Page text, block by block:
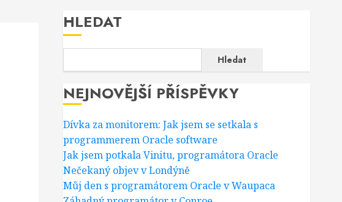
HLEDAT
Hledat
NEJNOVĚJŠÍ PŘÍSPĚVKY
Dívka za monitorem: Jak jsem se setkala s
programmerem Oracle software
Jak jsem potkala Vinitu, programátora Oracle
Nečekaný objev v Londýně
Můj den s programátorem Oracle v Waupaca